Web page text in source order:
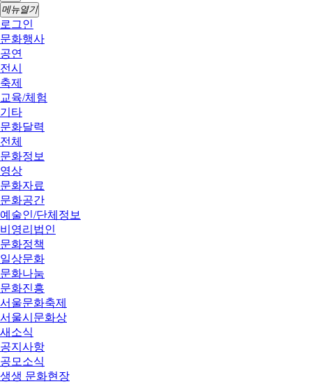
메뉴열기
로그인
문화행사
공연
전시
축제
교육/체험
기타
문화달력
전체
문화정보
영상
문화자료
문화공간
예술인/단체정보
비영리법인
문화정책
일상문화
문화나눔
문화진흥
서울문화축제
서울시문화상
새소식
공지사항
공모소식
생생 문화현장